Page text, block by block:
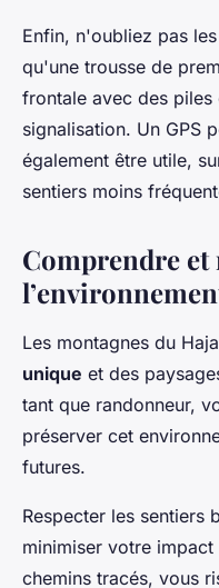
Enfin, n'oubliez pas
qu'une trousse de
frontale avec des
signalisation. Un GPS
également être utile,
sentiers moins
Comprendre et
Les montagnes du
unique et des
tant que randonneur,
préserver cet
futures.
Respecter les sentiers
minimiser votre
chemins tracés, vous